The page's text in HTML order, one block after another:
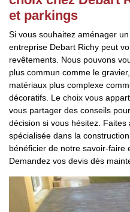
et parkings
Si vous souhaitez aménager
entreprise Debart Richy peut
revêtements. Nous pouvons
plus commun comme le
matériaux plus complexe
décoratifs. Le choix vous
vous partager des conseils
décision si vous hésitez.
spécialisée dans la
bénéficier de notre savoir-faire
Demandez vos devis dès